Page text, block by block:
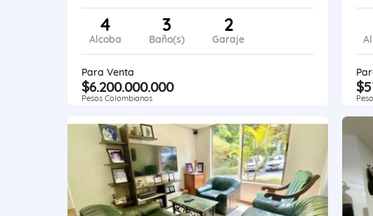
4
Alcoba
3
Baño(s)
2
Garaje
Para Venta
$6.200.000.000
Pesos Colombianos